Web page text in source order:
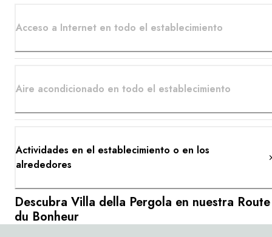
Acceso a Internet en todo el establecimiento
Aire acondicionado en todo el establecimiento
Actividades en el establecimiento o en los
alrededores
Descubra Villa della Pergola en nuestra Route
du Bonheur